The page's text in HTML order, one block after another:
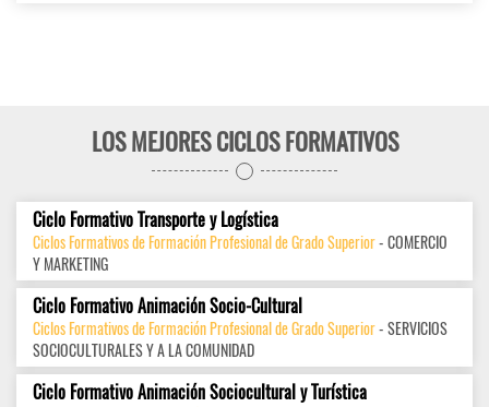
LOS MEJORES CICLOS FORMATIVOS
Ciclo Formativo Transporte y Logística
Ciclos Formativos de Formación Profesional de Grado Superior- COMERCIO
Y MARKETING
Ciclo Formativo Animación Socio-Cultural
Ciclos Formativos de Formación Profesional de Grado Superior- SERVICIOS
SOCIOCULTURALES Y A LA COMUNIDAD
Ciclo Formativo Animación Sociocultural y Turística